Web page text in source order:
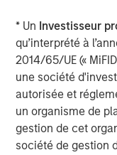
* Un Investisseur
qu’interprété à
2014/65/UE («
une société
autorisée et
un organisme de
gestion de cet
société de gestion
commitment to
innovation provide
of our teams and
compelling cloud-
participate in
in the combined